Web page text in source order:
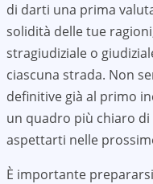
di darti una prima
solidità delle tue
stragiudiziale o
ciascuna strada. Non
definitive già al primo
un quadro più chiaro
aspettarti nelle
È importante